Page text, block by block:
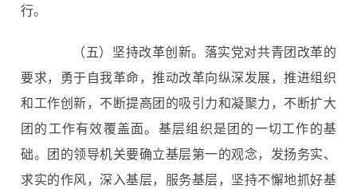
行。
（五）坚持改革创新。落实党对共青团改革的
要求，勇于自我革命，推动改革向纵深发展，推进组织
和工作创新，不断提高团的吸引力和凝聚力，不断扩大
团的工作有效覆盖面。基层组织是团的一切工作的基
础。团的领导机关要确立基层第一的观念，发扬务实、
求实的作风，深入基层，服务基层，坚持不懈地抓好基